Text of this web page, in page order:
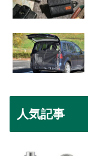
人気記事